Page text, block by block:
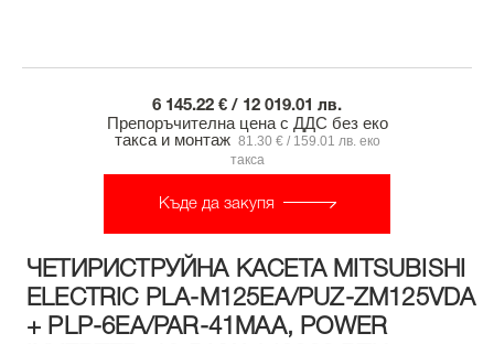
6 145.22 € / 12 019.01 лв.
Препоръчителна цена с ДДС без еко
такса и монтаж 81.30 € / 159.01 лв. еко
такса
Къде да закупя
ЧЕТИРИСТРУЙНА КАСЕТА MITSUBISHI
ELECTRIC PLA-M125EA/PUZ-ZM125VDA
+ PLP-6EA/PAR-41MAA, POWER